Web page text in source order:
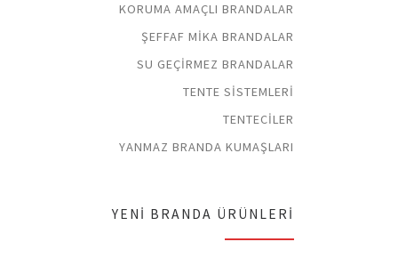
KORUMA AMAÇLI BRANDALAR
ŞEFFAF MIKA BRANDALAR
SU GEÇIRMEZ BRANDALAR
TENTE SISTEMLERI
TENTECILER
YANMAZ BRANDA KUMAŞLARI
YENI BRANDA ÜRÜNLERI